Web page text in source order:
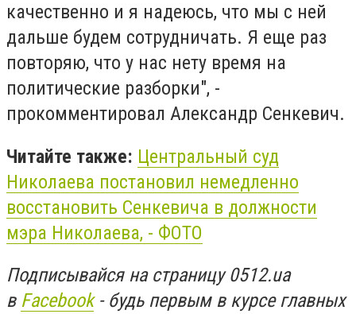
качественно и я надеюсь, что мы с ней
дальше будем сотрудничать. Я еще раз
повторяю, что у нас нету время на
политические разборки", -
прокомментировал Александр Сенкевич.
Читайте также: Центральный суд
Николаева постановил немедленно
восстановить Сенкевича в должности
мэра Николаева, - ФОТО
Подписывайся на страницу 0512.ua
в Facebook- будь первым в курсе главных